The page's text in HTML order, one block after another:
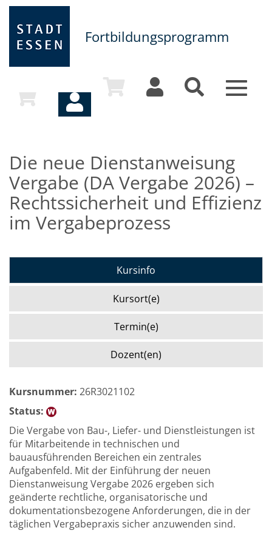
Fortbildungsprogramm
Toggle
Die neue Dienstanweisung
Vergabe (DA Vergabe 2026) –
Rechtssicherheit und Effizienz
im Vergabeprozess
Kursinfo
Kursort(e)
Termin(e)
Dozent(en)
Kursnummer: 26R3021102
Status:
Die Vergabe von Bau-, Liefer- und Dienstleistungen ist
für Mitarbeitende in technischen und
bauausführenden Bereichen ein zentrales
Aufgabenfeld. Mit der Einführung der neuen
Dienstanweisung Vergabe 2026 ergeben sich
geänderte rechtliche, organisatorische und
dokumentationsbezogene Anforderungen, die in der
täglichen Vergabepraxis sicher anzuwenden sind.